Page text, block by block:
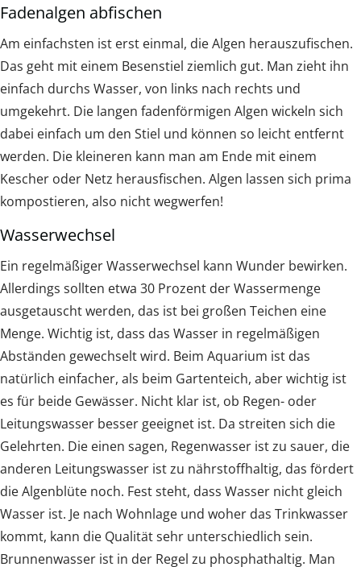
Fadenalgen abfischen
Am einfachsten ist erst einmal, die Algen herauszufischen.
Das geht mit einem Besenstiel ziemlich gut. Man zieht ihn
einfach durchs Wasser, von links nach rechts und
umgekehrt. Die langen fadenförmigen Algen wickeln sich
dabei einfach um den Stiel und können so leicht entfernt
werden. Die kleineren kann man am Ende mit einem
Kescher oder Netz herausfischen. Algen lassen sich prima
kompostieren, also nicht wegwerfen!
Wasserwechsel
Ein regelmäßiger Wasserwechsel kann Wunder bewirken.
Allerdings sollten etwa 30 Prozent der Wassermenge
ausgetauscht werden, das ist bei großen Teichen eine
Menge. Wichtig ist, dass das Wasser in regelmäßigen
Abständen gewechselt wird. Beim Aquarium ist das
natürlich einfacher, als beim Gartenteich, aber wichtig ist
es für beide Gewässer. Nicht klar ist, ob Regen- oder
Leitungswasser besser geeignet ist. Da streiten sich die
Gelehrten. Die einen sagen, Regenwasser ist zu sauer, die
anderen Leitungswasser ist zu nährstoffhaltig, das fördert
die Algenblüte noch. Fest steht, dass Wasser nicht gleich
Wasser ist. Je nach Wohnlage und woher das Trinkwasser
kommt, kann die Qualität sehr unterschiedlich sein.
Brunnenwasser ist in der Regel zu phosphathaltig. Man